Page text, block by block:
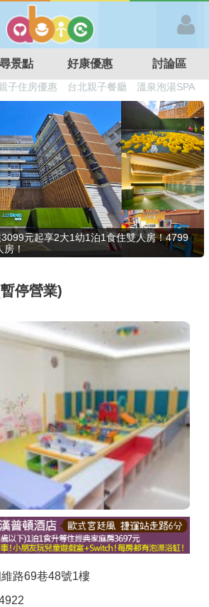
景點 好康優惠 討論區
光工廠 DIY摘果
日本親子景點
惠 台北親子餐廳 溫泉泡湯SPA
元起享2大1幼1泊1食住雙人房！4799
房！
停營業)
路69巷48號1樓